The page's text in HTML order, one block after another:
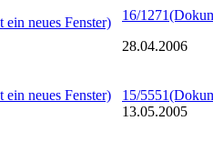
neues Fenster)
16/1271
28.04.2006
neues Fenster)
15/5551
13.05.2005